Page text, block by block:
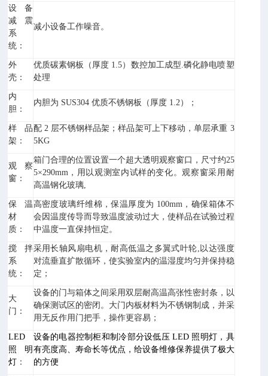
设备
减震
系
统：
减小设备工作噪音。
外
壳：
优质碳素钢板（厚度 1.5）数控加工成型.磷化静电喷塑
处理
内
胆：
内胆为 SUS304 优质不锈钢板（厚度 1.2）；
样品
架：
配 2 层不锈钢样品架；样品架可上下移动，单层承重 3
5KG
观察
窗：
箱门合理的位置设置一个超大透明观察窗口，尺寸约25
5×290mm，用以观测室内试样的变化。观察窗采用耐
高温钢化玻璃,
保温
材
质：
高密度玻璃纤维棉，保温厚度为 100mm，确保箱体不
会因温度传导而导致温度波动过大，使样品在试验过程
中温度一直保持恒定。
搅拌
系
统：
采用长轴风扇电机，耐高低温之多翼式叶轮,以达强度
对流垂直扩散循环，使实验室内的温湿度均匀并保持稳
定；
大
门：
设备的门与箱体之间采用双层耐高温高张性密封条，以
确保测试区的密闭。大门内板材料为不锈钢制成，并采
用无反作用门把手，操作更容易；
LED
照明
灯：
设备的电器控制柜和制冷部分设低压 LED 照明灯，具
有亮度高、寿命长等优点，给设备维修保养提供了极大
的方便